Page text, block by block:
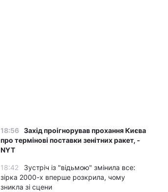
18:56 Захід проігнорував прохання Києва
про термінові поставки зенітних ракет, -
NYT
18:42
Зустріч із "відьмою" змінила все:
зірка 2000-х вперше розкрила, чому
зникла зі сцени